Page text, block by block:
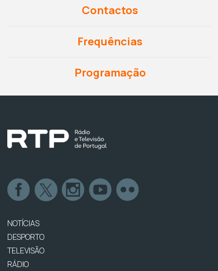
Contactos
Frequências
Programação
NOTÍCIAS
DESPORTO
TELEVISÃO
RÁDIO